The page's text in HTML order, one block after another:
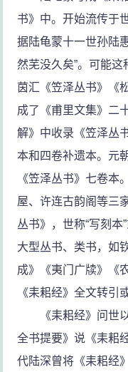
书》中。开始流传于
据陆龟蒙十一世孙陆
然芜没久矣”。可能
茵汇《笠泽丛书》《
成了《甫里文集》二
解》中收录《笠泽丛
本和四卷补遗本。元
《笠泽丛书》七卷本
屋、许连古韵阁等三
丛书》，世称“写刻本
大型丛书、类书，如
成》《夷门广牍》《
《耒耜经》全文转引
《耒耜经》问世以
全书提要》说《耒耜
代陆深曾将《耒耜经